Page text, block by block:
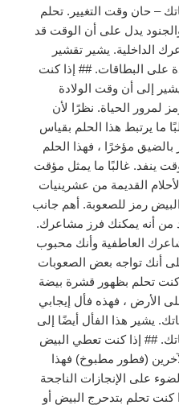
– حان وقت التغيير. تحلم
يدل على أن الوقت قد
الداخلية. يشير تقشير
على البطاقات. ## إذا كنت
إلى أن وقت الولادة
لمرور الحياة. نظرًا لأن
ما يرتبط هذا الحلم بقياس
مؤخرًا ، فهذا الحلم
ينفد. غالبًا ما يمثل مؤقت
القديمة من عشرينيات
رمز للصعوبة. أهم جانب
من أنه يمكنك فرز مشاعرك.
العاطفية وأنك محبوب
أنك تواجه بعض الصعوبات
كنت تحلم بظهور قشرة بيضة
الأرض ، فهذه فأل إيجابي
يشير هذا الفأل أيضًا إلى
## إذا كنت تعطي البيض
(فطور مطبوخ) فهذا
على الإنجازات الناجحة
تحلم بتدحرج البيض أو